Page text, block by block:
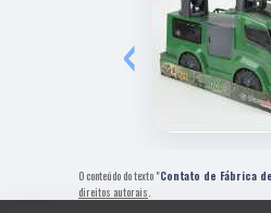
‹
O conteúdo do texto "Contato de Fábrica
direitos autorais